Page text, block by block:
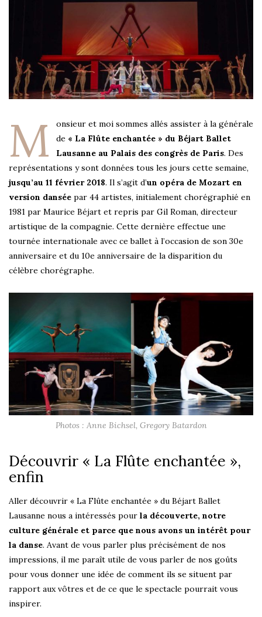
M
onsieur et moi sommes allés assister à la générale
de « La Flûte enchantée » du Béjart Ballet
Lausanne au Palais des congrès de Paris. Des
représentations y sont données tous les jours cette semaine,
jusqu’au 11 février 2018. Il s’agit d’un opéra de Mozart en
version dansée par 44 artistes, initialement chorégraphié en
1981 par Maurice Béjart et repris par Gil Roman, directeur
artistique de la compagnie. Cette dernière effectue une
tournée internationale avec ce ballet à l’occasion de son 30e
anniversaire et du 10e anniversaire de la disparition du
célèbre chorégraphe.
Photos : Anne Bichsel, Gregory Batardon
Découvrir « La Flûte enchantée »,
enfin
Aller découvrir « La Flûte enchantée » du Béjart Ballet
Lausanne nous a intéressés pour la découverte, notre
culture générale et parce que nous avons un intérêt pour
la danse. Avant de vous parler plus précisément de nos
impressions, il me paraît utile de vous parler de nos goûts
pour vous donner une idée de comment ils se situent par
rapport aux vôtres et de ce que le spectacle pourrait vous
inspirer.